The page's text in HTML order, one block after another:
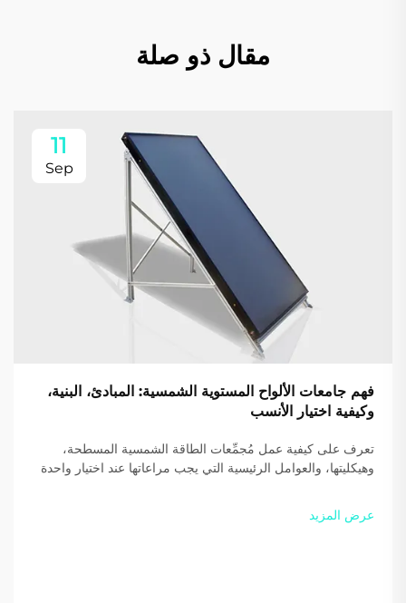
مقال ذو صلة
11
Sep
فهم جامعات الألواح المستوية الشمسية: المبادئ، البنية،
وكيفية اختيار الأنسب
تعرف على كيفية عمل مُجمِّعات الطاقة الشمسية المسطحة،
وهيكليتها، والعوامل الرئيسية التي يجب مراعاتها عند اختيار واحدة
عرض المزيد